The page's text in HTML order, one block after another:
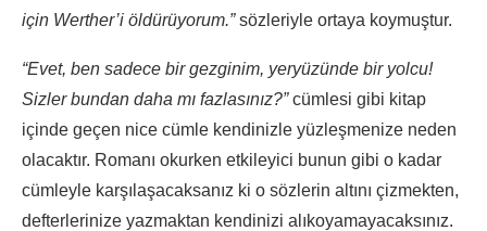
için Werther’i öldürüyorum.”sözleriyle ortaya koymuştur.
“Evet, ben sadece bir gezginim, yeryüzünde bir yolcu!
Sizler bundan daha mı fazlasınız?”cümlesi gibi kitap
içinde geçen nice cümle kendinizle yüzleşmenize neden
olacaktır. Romanı okurken etkileyici bunun gibi o kadar
cümleyle karşılaşacaksanız ki o sözlerin altını çizmekten,
defterlerinize yazmaktan kendinizi alıkoyamayacaksınız.